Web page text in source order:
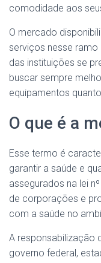
comodidade aos
O mercado
serviços nesse ramo
das instituições se
buscar sempre
equipamentos
O que é a
Esse termo é
garantir a saúde e
assegurados na lei
de corporações e
com a saúde no
A responsabilização
governo federal,